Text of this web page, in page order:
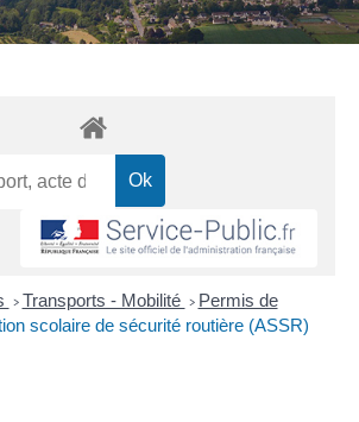
> Transports - Mobilité > Permis de
scolaire de sécurité routière (ASSR)